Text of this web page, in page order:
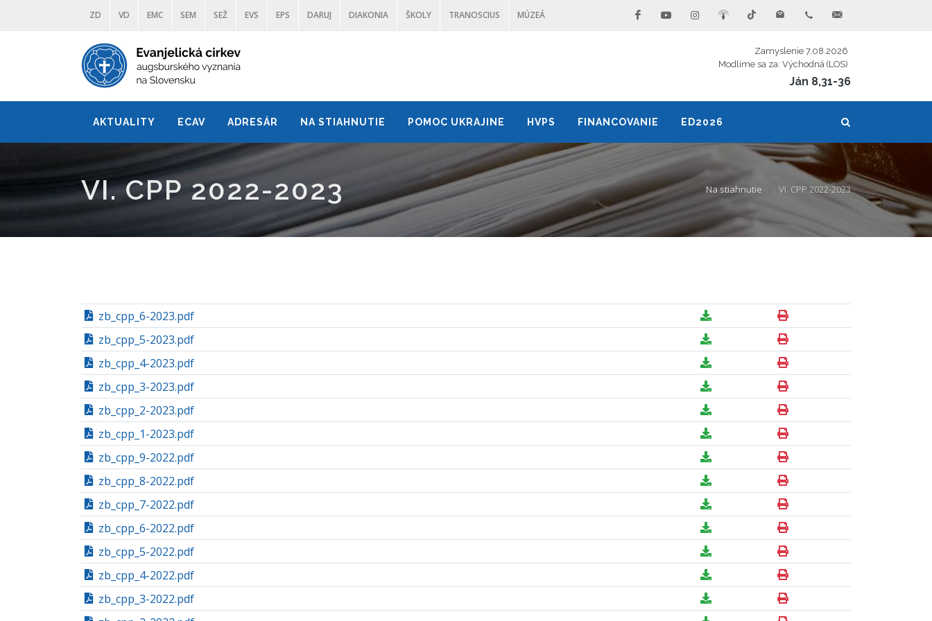
ZD VD EMC SEM SEŽ EVS EPS DARUJ DIAKONIA ŠKOLY TRANOSCIUS MÚZEÁ
Zamyslenie 7.08.2026
Modlíme sa za: Východná (LOS)
Ján 8,31-36
AKTUALITY ECAV ADRESÁR NA STIAHNUTIE POMOC UKRAJINE HVPS FINANCOVANIE ED2026
VI. CPP 2022-2023 Na stiahnutie VI. CPP 2022-2023
zb_cpp_6-2023.pdf
zb_cpp_5-2023.pdf
zb_cpp_4-2023.pdf
zb_cpp_3-2023.pdf
zb_cpp_2-2023.pdf
zb_cpp_1-2023.pdf
zb_cpp_9-2022.pdf
zb_cpp_8-2022.pdf
zb_cpp_7-2022.pdf
zb_cpp_6-2022.pdf
zb_cpp_5-2022.pdf
zb_cpp_4-2022.pdf
zb_cpp_3-2022.pdf